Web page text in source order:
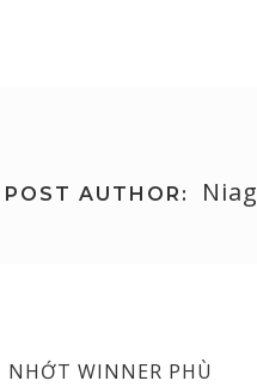
POST AUTHOR: Niag
NHỚT WINNER PHÙ